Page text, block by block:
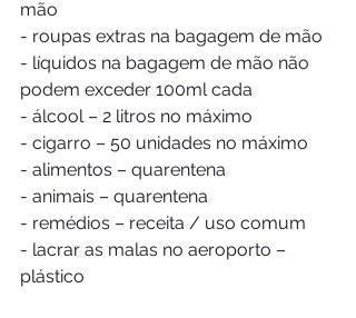
mão
- roupas extras na bagagem de mão
- líquidos na bagagem de mão não
podem exceder 100ml cada
- álcool – 2 litros no máximo
- cigarro – 50 unidades no máximo
- alimentos – quarentena
- animais – quarentena
- remédios – receita / uso comum
- lacrar as malas no aeroporto –
plástico